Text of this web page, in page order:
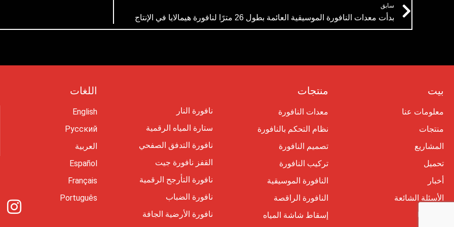
سابق
بدأت معدات النافورة الموسيقية العائمة بطول 26 مترًا لنافورة هيمالايا في الإنتاج
بيت
معلومات عنا
منتجات
المشاريع
تحميل
أخبار
الأسئلة الشائعة
اتصل بنا
منتجات
معدات النافورة
نظام التحكم بالنافورة
تصميم النافورة
تركيب النافورة
النافورة الموسيقية
النافورة الراقصة
إسقاط شاشة المياه
نافورة النار
ستارة المياه الرقمية
نافورة التدفق الصفحي
القفز نافورة جيت
نافورة التأرجح الرقمية
نافورة الضباب
نافورة الأرضية الجافة
اللغات
English
Русский
العربية
Español
Français
Português
I
n